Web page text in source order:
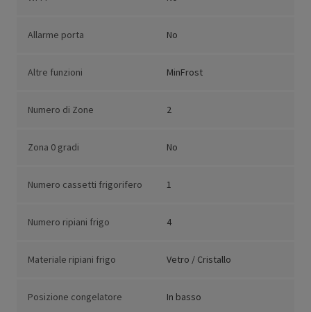
Allarme porta No
Altre funzioni MinFrost
Numero di Zone 2
Zona 0 gradi No
Numero cassetti frigorifero 1
Numero ripiani frigo 4
Materiale ripiani frigo Vetro / Cristallo
Posizione congelatore In basso